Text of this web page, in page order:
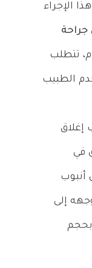
الإجراء
جراحة
تتطلب
الطبيب
إغلاق
في
أنبوب
إلى